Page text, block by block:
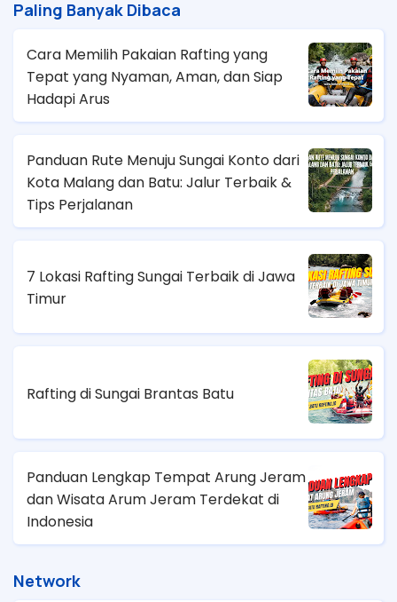
Paling Banyak Dibaca
Cara Memilih Pakaian Rafting yang
Tepat yang Nyaman, Aman, dan Siap
Hadapi Arus
Panduan Rute Menuju Sungai Konto dari
Kota Malang dan Batu: Jalur Terbaik &
Tips Perjalanan
7 Lokasi Rafting Sungai Terbaik di Jawa
Timur
Rafting di Sungai Brantas Batu
Panduan Lengkap Tempat Arung Jeram
dan Wisata Arum Jeram Terdekat di
Indonesia
Network